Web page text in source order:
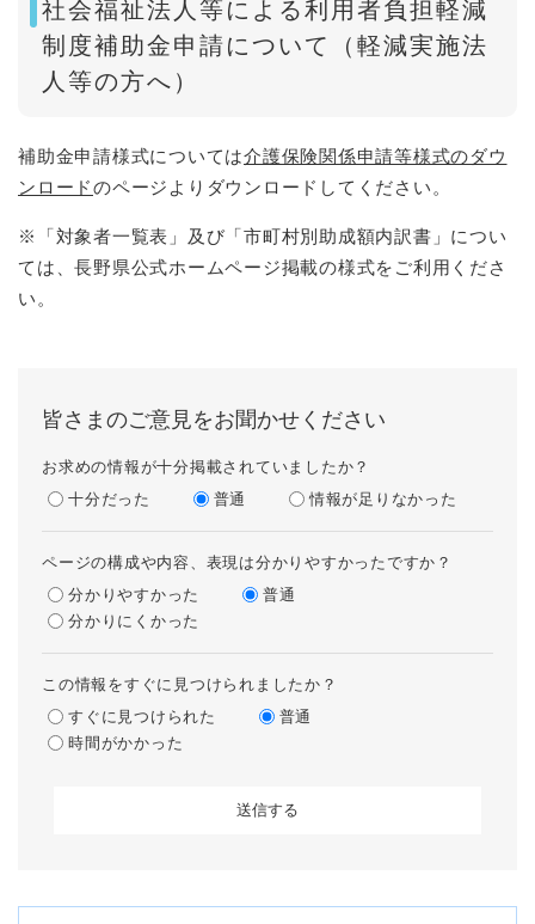
社会福祉法人等による利用者負担軽減
制度補助金申請について（軽減実施法
人等の方へ）
補助金申請様式については介護保険関係申請等様式のダウ
ンロードのページよりダウンロードしてください。
※「対象者一覧表」及び「市町村別助成額内訳書」につい
ては、長野県公式ホームページ掲載の様式をご利用くださ
い。
皆さまのご意見をお聞かせください
お求めの情報が十分掲載されていましたか？
十分だった
普通 情報が足りなかった
ページの構成や内容、表現は分かりやすかったですか？
分かりやすかった
普通
分かりにくかった
この情報をすぐに見つけられましたか？
すぐに見つけられた
普通
時間がかかった